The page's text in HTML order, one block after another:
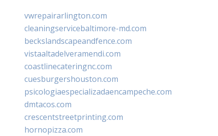
vwrepairarlington.com
cleaningservicebaltimore-md.com
beckslandscapeandfence.com
vistaaltadelveramendi.com
coastlinecateringnc.com
cuesburgershouston.com
psicologiaespecializadaencampeche.com
dmtacos.com
crescentstreetprinting.com
hornopizza.com